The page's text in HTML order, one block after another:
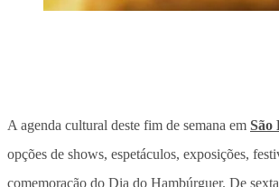
A agenda cultural deste fim de semana em São
opções de shows, espetáculos, exposições,
comemoração do Dia do Hambúrguer. De